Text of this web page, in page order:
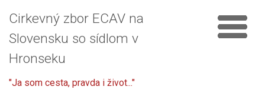
Cirkevný zbor ECAV na
Slovensku so sídlom v
Hronseku
"Ja som cesta, pravda i život..."